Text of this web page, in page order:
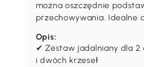
można oszczędnie
przechowywania. Idealne
Opis:
✔ Zestaw jadalniany dla 2
i dwóch krzeseł